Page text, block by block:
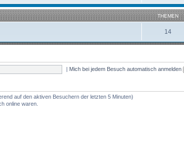
THEMEN
14
| Mich bei jedem Besuch automatisch anmelden
auf den aktiven Besuchern der letzten 5 Minuten)
online waren.